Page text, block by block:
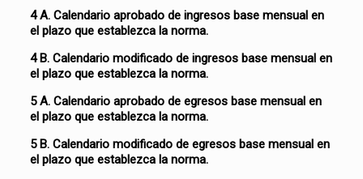
4 A. Calendario aprobado de ingresos base mensual en
el plazo que establezca la norma.
4 B. Calendario modificado de ingresos base mensual en
el plazo que establezca la norma.
5 A. Calendario aprobado de egresos base mensual en
el plazo que establezca la norma.
5 B. Calendario modificado de egresos base mensual en
el plazo que establezca la norma.